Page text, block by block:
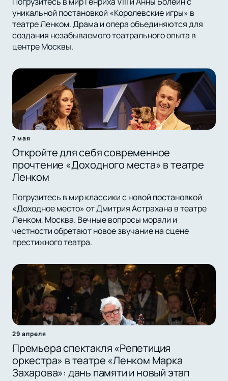
уникальной постановкой «Королевские игры» в
театре Ленком. Драма и опера объединяются для
создания незабываемого театрального опыта в
центре Москвы.
7 мая
Откройте для себя современное
прочтение «Доходного места» в театре
Ленком
Погрузитесь в мир классики с новой постановкой
«Доходное место» от Дмитрия Астрахана в театре
Ленком, Москва. Вечные вопросы морали и
честности обретают новое звучание на сцене
престижного театра.
29 апреля
Премьера спектакля «Репетиция
оркестра» в театре «Ленком Марка
Захарова»: дань памяти и новый этап